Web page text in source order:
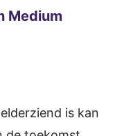
Medium
is kan